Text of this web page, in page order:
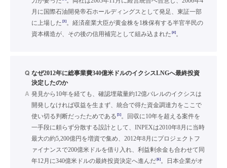
月に国際石油開発帝石ホールディングスとして発足、東証一部
に上場した [3]。経済産業大臣が黄金株を1株保有する半官半民の
資本構造が、その後の信用補完として組み込まれた [4]。
Q なぜ2012年に総事業費340億米ドルのイクシスLNGへ最終投資
決定したのか
A 発見から10年を経ても、確認埋蔵量約12億バレルのイクシスは
開発しなければ収益を生まず、統合で得た資金調達力をここで
使い切る判断だったためである [5]。回収に10年を超える案件を
一手段に頼らず分散する設計として、INPEXは2010年8月に当時
最大の約5,200億円を増資で集め、2012年8月にプロジェクトフ
ァイナンスで200億米ドルを借り入れ、利益剰余金も合わせて同
年12月に340億米ドルの最終投資決定へ進んだ[6]。日本企業がオ